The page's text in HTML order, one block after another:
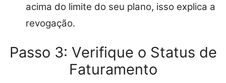
acima do limite do seu plano, isso explica a
revogação.
Passo 3: Verifique o Status de
Faturamento